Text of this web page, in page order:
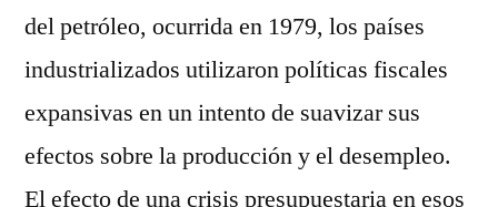
del petróleo, ocurrida en 1979, los países
industrializados utilizaron políticas fiscales
expansivas en un intento de suavizar sus
efectos sobre la producción y el desempleo.
El efecto de una crisis presupuestaria en esos